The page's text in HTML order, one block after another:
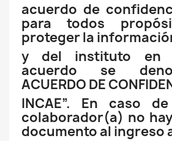
acuerdo de
para todos
proteger la
y del instituto en
acuerdo se
ACUERDO DE
INCAE”. En caso
colaborador(a) no
documento al ingreso